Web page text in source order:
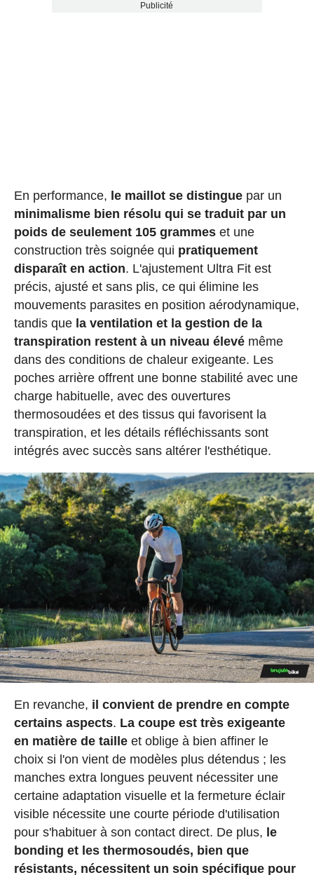
Publicité
En performance, le maillot se distinguepar un
minimalisme bien résolu qui se traduit par un
poids de seulement 105 grammeset une
construction très soignée qui pratiquement
disparaît en action. L'ajustement Ultra Fit est
précis, ajusté et sans plis, ce qui élimine les
mouvements parasites en position aérodynamique,
tandis que la ventilation et la gestion de la
transpiration restent à un niveau élevémême
dans des conditions de chaleur exigeante. Les
poches arrière offrent une bonne stabilité avec une
charge habituelle, avec des ouvertures
thermosoudées et des tissus qui favorisent la
transpiration, et les détails réfléchissants sont
intégrés avec succès sans altérer l'esthétique.
En revanche, il convient de prendre en compte
certains aspects. La coupe est très exigeante
en matière de tailleet oblige à bien affiner le
choix si l'on vient de modèles plus détendus ; les
manches extra longues peuvent nécessiter une
certaine adaptation visuelle et la fermeture éclair
visible nécessite une courte période d'utilisation
pour s'habituer à son contact direct. De plus, le
bonding et les thermosoudés, bien que
résistants, nécessitent un soin spécifique pour